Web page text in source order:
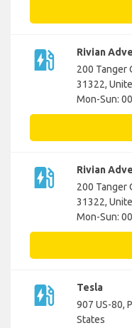
ev_station
Rivian
200 Tanger
31322,
Mon-Sun:
ev_station
Rivian
200 Tanger
31322,
Mon-Sun:
ev_station
Tesla
907 US-80,
States